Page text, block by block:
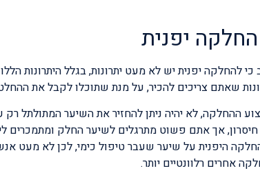
יפנית
להחלקה יפנית יש לא מעט יתרונות, בגלל היתרונות
שאתם צריכים להכיר, על מנת שתוכלו לקבל את
ההחלקה, לא יהיה ניתן להחזיר את השיער המתולתל רק
אך אתם פשוט מתרגלים לשיער החלק ומתמכרים
היפנית על שיער שעבר טיפול כימי, לכן לא מעט
אחרים רלוונטיים יותר.